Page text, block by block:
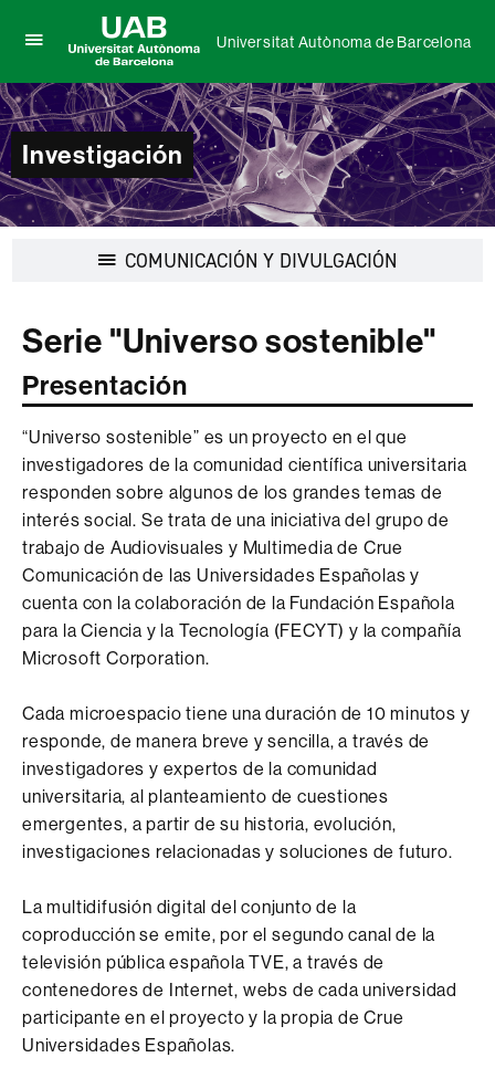
aquí
para
desplegar
el
menú
de
Universitat
Autònoma
Barcelona
Universitat
Autònoma
de
Barcelona
Universitat Autònoma de Barcelona
Investigación
COMUNICACIÓN Y DIVULGACIÓN
Serie "Universo sostenible"
Presentación
“Universo sostenible” es un proyecto en el que
investigadores de la comunidad científica universitaria
responden sobre algunos de los grandes temas de
interés social. Se trata de una iniciativa del grupo de
trabajo de Audiovisuales y Multimedia de Crue
Comunicación de las Universidades Españolas y
cuenta con la colaboración de la Fundación Española
para la Ciencia y la Tecnología (FECYT) y la compañía
Microsoft Corporation.
Cada microespacio tiene una duración de 10 minutos y
responde, de manera breve y sencilla, a través de
investigadores y expertos de la comunidad
universitaria, al planteamiento de cuestiones
emergentes, a partir de su historia, evolución,
investigaciones relacionadas y soluciones de futuro.
La multidifusión digital del conjunto de la
coproducción se emite, por el segundo canal de la
televisión pública española TVE, a través de
contenedores de Internet, webs de cada universidad
participante en el proyecto y la propia de Crue
Universidades Españolas.